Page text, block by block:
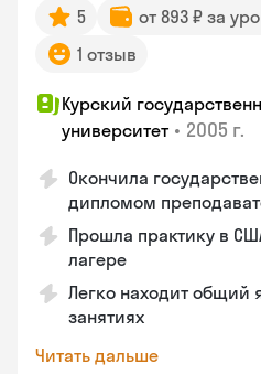
5 от 893 ₽ за
1 отзыв
Курский
университет • 2005 г.
Окончила
дипломом
Прошла практику в
лагере
Легко находит общий
занятиях
Читать дальше